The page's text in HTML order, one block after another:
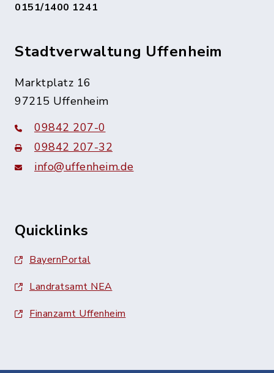
0151/1400 1241
Stadtverwaltung Uffenheim
Marktplatz 16
97215 Uffenheim
09842 207-0
09842 207-32
info@uffenheim.de
Quicklinks
BayernPortal
Landratsamt NEA
Finanzamt Uffenheim